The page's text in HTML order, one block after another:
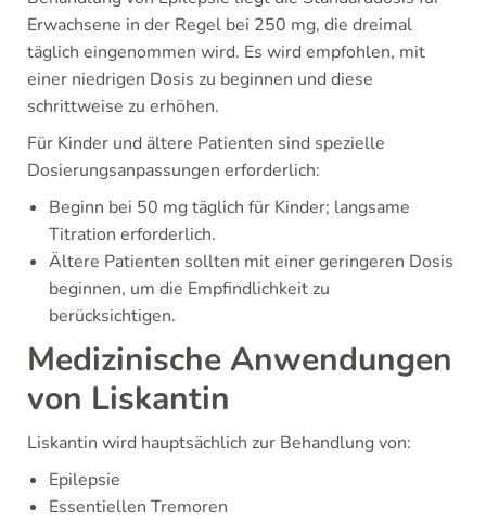
Erwachsene in der Regel bei 250 mg, die dreimal
täglich eingenommen wird. Es wird empfohlen, mit
einer niedrigen Dosis zu beginnen und diese
schrittweise zu erhöhen.
Für Kinder und ältere Patienten sind spezielle
Dosierungsanpassungen erforderlich:
Beginn bei 50 mg täglich für Kinder; langsame
Titration erforderlich.
Ältere Patienten sollten mit einer geringeren Dosis
beginnen, um die Empfindlichkeit zu
berücksichtigen.
Medizinische Anwendungen
von Liskantin
Liskantin wird hauptsächlich zur Behandlung von:
Epilepsie
Essentiellen Tremoren